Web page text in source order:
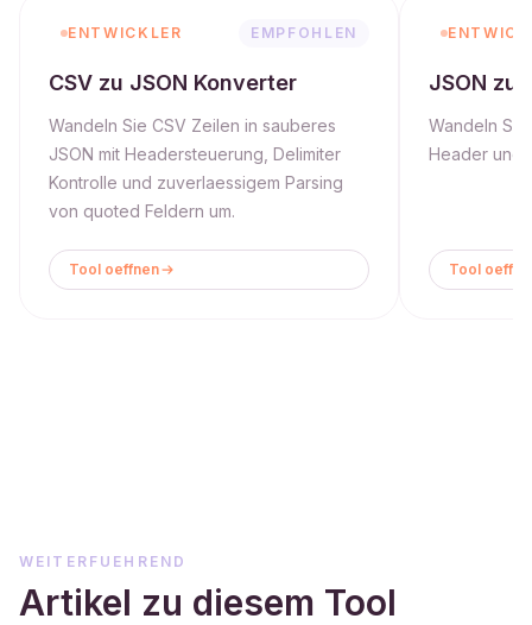
ENTWICKLER EMPFOHLEN
CSV zu JSON Konverter
Wandeln Sie CSV Zeilen in sauberes
JSON mit Headersteuerung, Delimiter
Kontrolle und zuverlaessigem Parsing
von quoted Feldern um.
Tool oeffnen
JSON zu
Wandeln Sie
Header und
Tool
WEITERFUEHREND
Artikel zu diesem Tool